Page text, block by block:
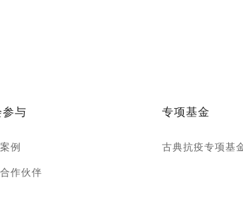
与
例
作伙伴
专项基金
古典抗疫专项基